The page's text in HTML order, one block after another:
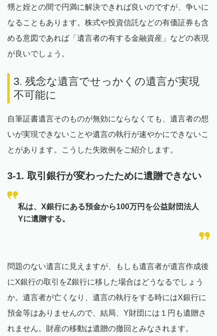
甥と姪との間で円満に解決できれば良いのですが、争いに
なることもあります。株式や投資信託などの有価証券も含
める意図であれば「遺言者の有する金融資産」などの表現
が良いでしょう。
3. 残念な遺言でせっかくの遺言が実現
不可能に
自筆証書遺言そのものが無効にならなくても、遺言者の想
いが実現できないことや遺言の執行が速やかにできないこ
とがあります。こうした失敗例をご紹介します。
3-1. 取引銀行が変わったために遺贈できない
私は、X銀行にある預金から100万円を公益財団法人
Yに遺贈する。
問題のない遺言に見えますが、もしも遺言者が遺言作成後
にX銀行の取引をZ銀行に移した場合はどうなるでしょう
か。遺言者が亡くなり、遺言の執行をする時にはX銀行に
預金等はありませんので、結局、Y財団には１円も遺贈さ
れません。財産の移動は遺贈の撤回とみなされます。